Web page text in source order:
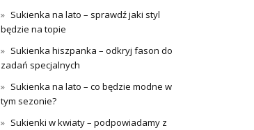
Sukienka na lato – sprawdź jaki styl
będzie na topie
Sukienka hiszpanka – odkryj fason do
zadań specjalnych
Sukienka na lato – co będzie modne w
tym sezonie?
Sukienki w kwiaty – podpowiadamy z